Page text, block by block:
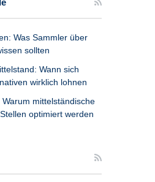
Was Sammler über
sollten
Wann sich
wirklich lohnen
mittelständische
optimiert werden